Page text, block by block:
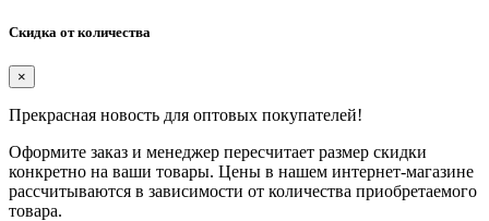
Скидка от количества
×
Прекрасная новость для оптовых покупателей!
Оформите заказ и менеджер пересчитает размер скидки
конкретно на ваши товары. Цены в нашем интернет-магазине
рассчитываются в зависимости от количества приобретаемого
товара.